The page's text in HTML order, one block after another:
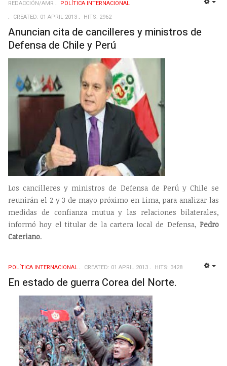
REDACCIÓN/AMR
POLÍTICA INTERNACIONAL
CREATED: 01 APRIL 2013
HITS: 2962
Anuncian cita de cancilleres y ministros de
Defensa de Chile y Perú
Los cancilleres y ministros de Defensa de Perú y Chile se
reunirán el 2 y 3 de mayo próximo en Lima, para analizar las
medidas de confianza mutua y las relaciones bilaterales,
informó hoy el titular de la cartera local de Defensa, Pedro
Cateriano.
POLÍTICA INTERNACIONAL CREATED: 01 APRIL 2013 HITS: 3428
En estado de guerra Corea del Norte.